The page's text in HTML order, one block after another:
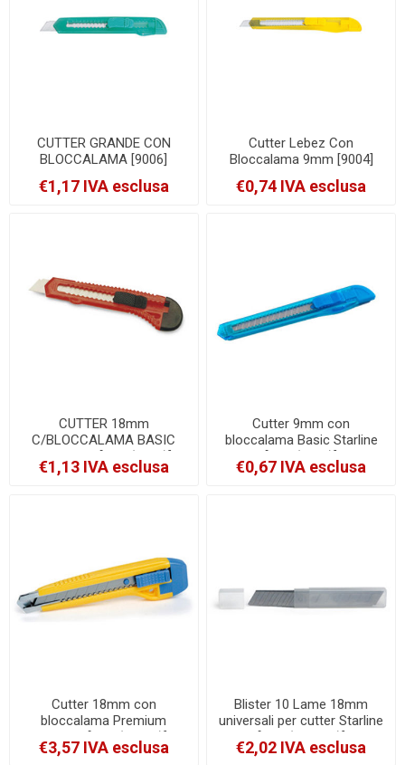
CUTTER GRANDE CON
BLOCCALAMA [9006]
€1,17 IVA esclusa
Cutter Lebez Con
Bloccalama 9mm [9004]
€0,74 IVA esclusa
CUTTER 18mm
C/BLOCCALAMA BASIC
STARLINE [STL (SX-8)]
€1,13 IVA esclusa
Cutter 9mm con
bloccalama Basic Starline
[STL (SX-4)]
€0,67 IVA esclusa
Cutter 18mm con
bloccalama Premium
Starline [STL (SX-45)]
€3,57 IVA esclusa
Blister 10 Lame 18mm
universali per cutter Starline
[STL (SX-18T)]
€2,02 IVA esclusa